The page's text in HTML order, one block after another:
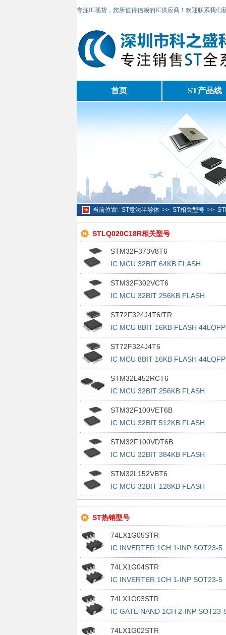
专注IC现货，您所值得信赖的IC供应商！欢迎联系我们
首页 ST产品线
当前位置: ST意法半导体>> ST相关型号>>
STLQ020C18R相关型号
STM32F373V8T6
IC MCU 32BIT 64KB FLASH
100LQFP
STM32F302VCT6
IC MCU 32BIT 256KB FLASH
100LQFP
ST72F324J4T6/TR
IC MCU 8BIT 16KB FLASH 44LQFP
ST72F324J4T6
IC MCU 8BIT 16KB FLASH 44LQFP
STM32L452RCT6
IC MCU 32BIT 256KB FLASH
64LQFP
STM32F100VET6B
IC MCU 32BIT 512KB FLASH
100LQFP
STM32F100VDT6B
IC MCU 32BIT 384KB FLASH
100LQFP
STM32L152VBT6
IC MCU 32BIT 128KB FLASH
100LQFP
ST热销型号
74LX1G05STR
IC INVERTER 1CH 1-INP SOT23-5
74LX1G04STR
IC INVERTER 1CH 1-INP SOT23-5
74LX1G03STR
IC GATE NAND 1CH 2-INP SOT23-
74LX1G02STR